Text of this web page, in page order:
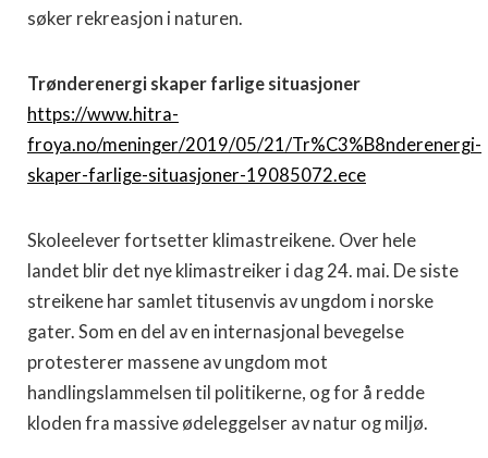
søker rekreasjon i naturen.
Trønderenergi skaper farlige situasjoner
https://www.hitra-
froya.no/meninger/2019/05/21/Tr%C3%B8nderenergi-
skaper-farlige-situasjoner-19085072.ece
Skoleelever fortsetter klimastreikene. Over hele
landet blir det nye klimastreiker i dag 24. mai. De siste
streikene har samlet titusenvis av ungdom i norske
gater. Som en del av en internasjonal bevegelse
protesterer massene av ungdom mot
handlingslammelsen til politikerne, og for å redde
kloden fra massive ødeleggelser av natur og miljø.